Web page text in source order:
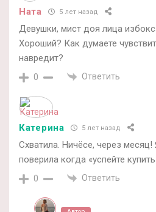
Ната 5 лет назад
Девушки, мист доя лица
Хороший? Как думаете
навредит?
0 Ответить
Катерина 5 лет назад
Схватила. Ничёсе, через
поверила когда «успейте
0 Ответить